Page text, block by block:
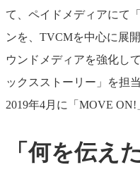
て、ペイドメディアにて
ンを、TVCMを中心に展
ウンドメディアを強化し
ックスストーリー」を担
2019年4月に「MOVE ON!
「何を伝え